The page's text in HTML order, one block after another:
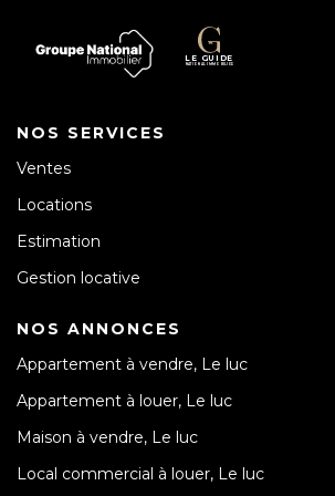
NOS SERVICES
Ventes
Locations
Estimation
Gestion locative
NOS ANNONCES
Appartement à vendre, Le luc
Appartement à louer, Le luc
Maison à vendre, Le luc
Local commercial à louer, Le luc